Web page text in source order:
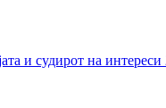
и судирот на